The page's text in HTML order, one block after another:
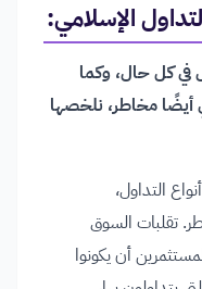
الإسلامي:
في كل حال، وكما
مخاطر، نلخصها
التداول،
تقلبات السوق
أن يكونوا